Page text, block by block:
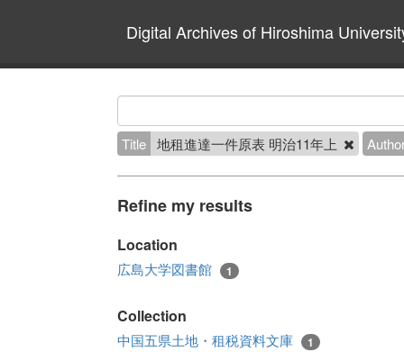
Digital Archives of Hiroshima
Title 地租進達一件原表 明治11年上
Refine my results
Location
広島大学図書館 1
Collection
中国五県土地・租税資料文庫 1